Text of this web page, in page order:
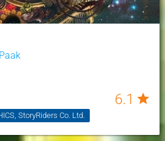
6.1 star
StoryRiders Co. Ltd.